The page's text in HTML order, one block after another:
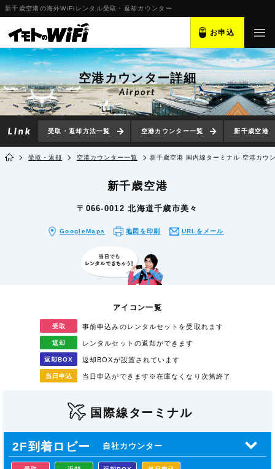
新千歳空港の海外WiFiレンタル受取・返却カウンター
お申込
空港カウンター詳細
Airport
受取・返却方法一覧 空港カウンター一覧 新千歳空港
受取・返却 空港カウンター一覧 新千歳空港 国内線ターミナル 空港カウ
新千歳空港
〒066-0012 北海道千歳市美々
GoogleMaps 地図を印刷 URLをメール
アイコン一覧
受取 事前申込みのレンタルセットを受取れます
返却 レンタルセットの返却ができます
返却BOX 返却BOXが設置されています
当日 申込 当日申込ができます※在庫なくなり次第終了
国際線ターミナル
2F到着ロビー 自社カウンター